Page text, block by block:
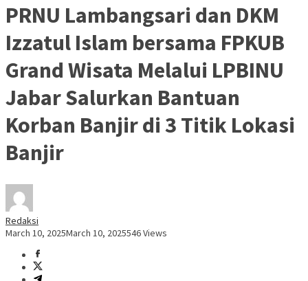
PRNU Lambangsari dan DKM
Izzatul Islam bersama FPKUB
Grand Wisata Melalui LPBINU
Jabar Salurkan Bantuan
Korban Banjir di 3 Titik Lokasi
Banjir
Redaksi
March 10, 2025March 10, 2025546 Views